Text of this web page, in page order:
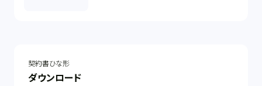
契約書ひな形
ダウンロード